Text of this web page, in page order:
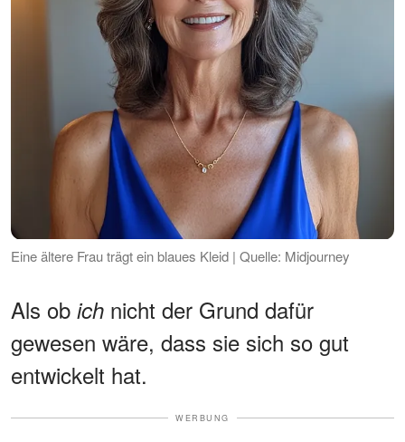
Eine ältere Frau trägt ein blaues Kleid | Quelle: Midjourney
Als ob ich nicht der Grund dafür
gewesen wäre, dass sie sich so gut
entwickelt hat.
WERBUNG